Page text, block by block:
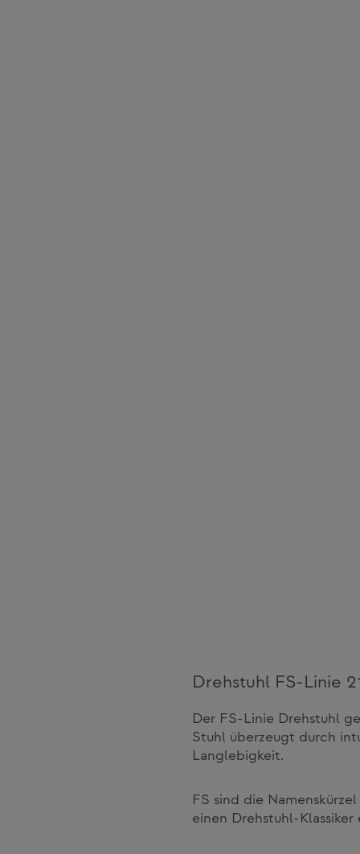
Drehstuhl FS-Linie
Der FS-Linie Drehstuhl
Stuhl überzeugt durch
Langlebigkeit.
FS sind die
einen Drehstuhl-Klassiker